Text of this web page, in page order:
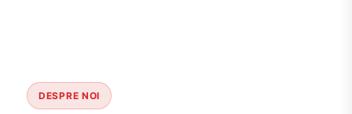
DESPRE NOI